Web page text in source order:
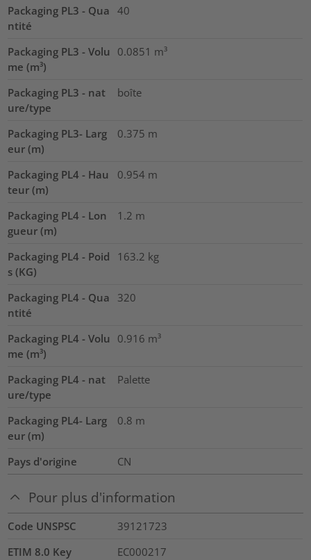
Packaging PL3 - Qua
ntité
40
Packaging PL3 - Volu
me (m³)
0.0851 m³
Packaging PL3 - nat
ure/type
boîte
Packaging PL3- Larg
eur (m)
0.375 m
Packaging PL4 - Hau
teur (m)
0.954 m
Packaging PL4 - Lon
gueur (m)
1.2 m
Packaging PL4 - Poid
s (KG)
163.2 kg
Packaging PL4 - Qua
ntité
320
Packaging PL4 - Volu
me (m³)
0.916 m³
Packaging PL4 - nat
ure/type
Palette
Packaging PL4- Larg
eur (m)
0.8 m
Pays d'origine CN
Pour plus d'information
Code UNSPSC
39121723
ETIM 8.0 Key
EC000217